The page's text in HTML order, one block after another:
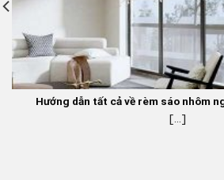
Hướng dẫn tất cả về rèm sáo nhôm
[...]